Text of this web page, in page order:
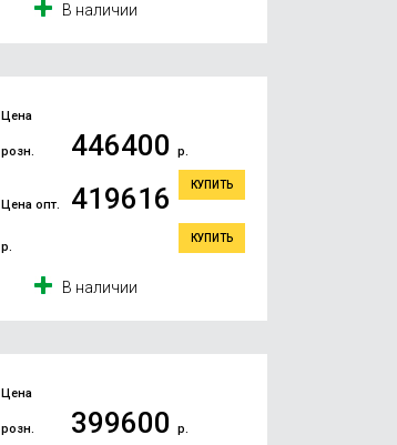
В наличии
Цена
розн. 446400 р.
КУПИТЬ
Цена опт. 419616
р.
КУПИТЬ
В наличии
Цена
розн. 399600 р.